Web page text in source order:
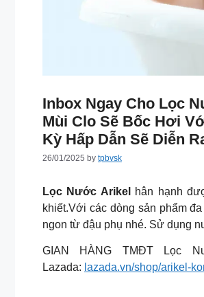
Inbox Ngay Cho Lọc
Mùi Clo Sẽ Bốc Hơi
Kỳ Hấp Dẫn Sẽ Diễn
26/01/2025 by tpbvsk
Lọc Nước Arikel
hân hạnh
khiết.Với các dòng sản phẩm
ngon từ đậu phụ nhé. Sử dụng
GIAN HÀNG TMĐT Lọc
Lazada: lazada.vn/shop/arikel-